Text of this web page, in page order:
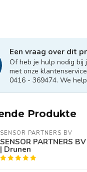
Een vraag over dit
Of heb je hulp nodig bij
met onze
0416 - 369474. We
Produkte
SENSOR PARTNERS BV
SENSOR PARTNERS
| Drunen